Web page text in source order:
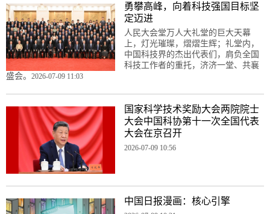
勇攀高峰，向着科技强国目标坚
定迈进
人民大会堂万人大礼堂的巨大天幕
上，灯光璀璨，熠熠生辉；礼堂内，
中国科技界的杰出代表们，肩负全国
科技工作者的重托，济济一堂、共襄
盛会。 2026-07-09 11:03
国家科学技术奖励大会两院院士
大会中国科协第十一次全国代表
大会在京召开
2026-07-09 10:56
中国日报漫画：核心引擎